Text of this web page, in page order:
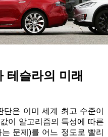
테슬라의 미래
단은 이미 세계 최고 수준이
이 알고리즘의 특성에 따른
문제)를 어느 정도로 빨리